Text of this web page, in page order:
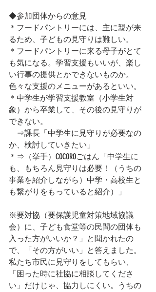
◆参加団体からの意見
＊フードパントリーには、主に親が来
るため、子どもの見守りは難しい。
＊フードパントリーに来る母子がとて
も気になる。学習支援もいいが、楽し
い行事の提供とかできないものか。
色々な支援のメニューがあるといい。
＊中学生が学習支援教室（小学生対
象）から卒業して、その後の見守りが
できない。
⇒課長「中学生に見守りが必要なの
か、検討していきたい」
＊⇒（挙手）COCOROごはん「中学生に
も、もちろん見守りは必要！（うちの
事業を紹介しながら）中学・高校生と
も繋がりをもっていると紹介）」
※要対協（要保護児童対策地域協議
会）に、子ども食堂等の民間の団体も
入った方がいいか？」と聞かれたの
で、「その方がいい」と答えました。
私たち市民に見守りをしてもらい、
「困った時に社協に相談してくださ
い」だけじゃ、協力しにくい。うちの